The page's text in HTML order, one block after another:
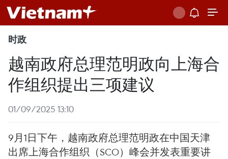
时政
越南政府总理范明政向上海合
作组织提出三项建议
01/09/2025 13:10
9月1日下午，越南政府总理范明政在中国天津
出席上海合作组织（SCO）峰会并发表重要讲